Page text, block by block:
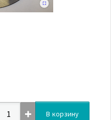
В корзину